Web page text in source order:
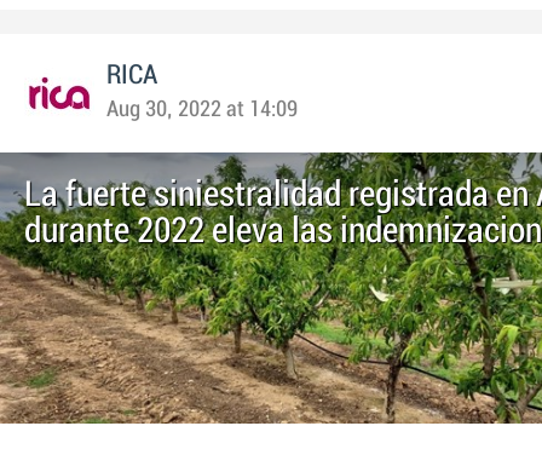
RICA
Aug 30, 2022 at 14:09
La fuerte siniestralidad registrada en
durante 2022 eleva las